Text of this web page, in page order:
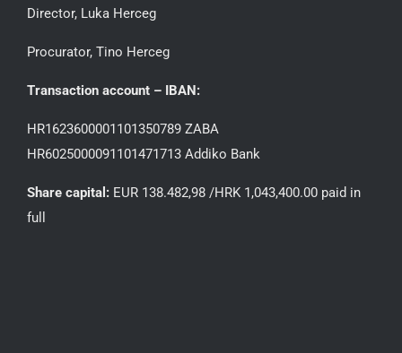
Director, Luka Herceg
Procurator, Tino Herceg
Transaction account – IBAN:
HR1623600001101350789 ZABA
HR6025000091101471713 Addiko Bank
Share capital: EUR 138.482,98 /HRK 1,043,400.00 paid in
full